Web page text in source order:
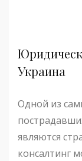
Украина
Одной из
являются
консалтинг